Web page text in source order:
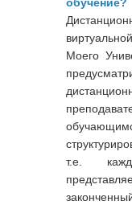
Моего
т.е.